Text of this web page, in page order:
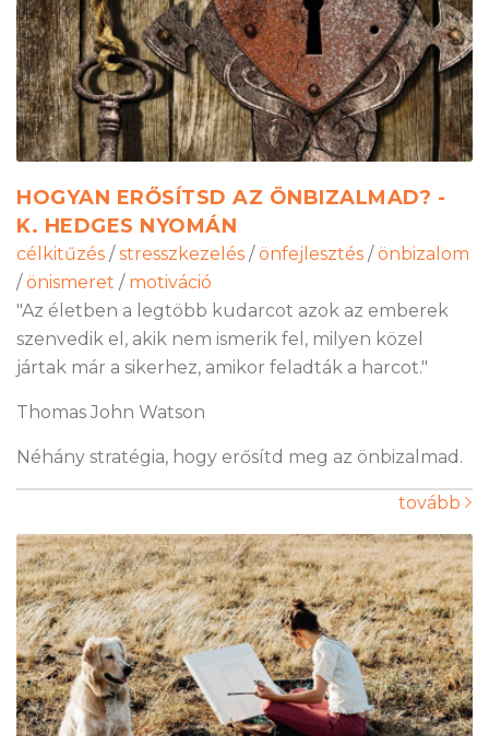
HOGYAN ERŐSÍTSD AZ ÖNBIZALMAD? -
K. HEDGES NYOMÁN
célkitűzés / stresszkezelés / önfejlesztés / önbizalom
/ önismeret / motiváció
"Az életben a legtöbb kudarcot azok az emberek
szenvedik el, akik nem ismerik fel, milyen közel
jártak már a sikerhez, amikor feladták a harcot."
Thomas John Watson
Néhány stratégia, hogy erősítd meg az önbizalmad.
tovább